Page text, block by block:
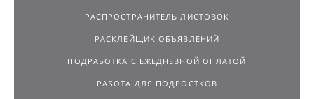
РАСПРОСТРАНИТЕЛЬ ЛИСТОВОК
РАСКЛЕЙЩИК ОБЪЯВЛЕНИЙ
ПОДРАБОТКА С ЕЖЕДНЕВНОЙ ОПЛАТОЙ
РАБОТА ДЛЯ ПОДРОСТКОВ